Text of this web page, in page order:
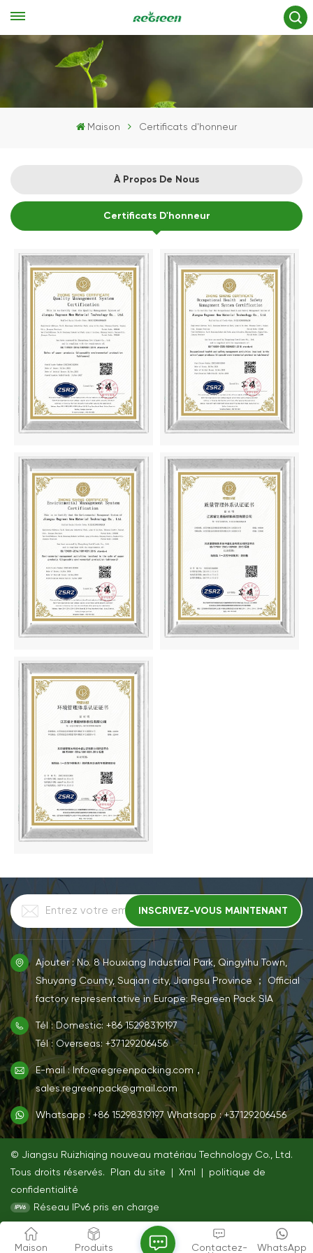
Maison Certificats d'honneur
À Propos De Nous
Certificats D'honneur
Ajouter : No. 8 Houxiang Industrial Park, Qingyihu Town,
Shuyang County, Suqian city, Jiangsu Province ； Official
factory representative in Europe: Regreen Pack SIA
Tél : Domestic: +86 15298319197
Tél : Overseas: +37129206456
E-mail : Info@regreenpacking.com，
sales.regreenpack@gmail.com
Whatsapp : +86 15298319197 Whatsapp : +37129206456
© Jiangsu Ruizhiqing nouveau matériau Technology Co., Ltd.
Tous droits réservés.
Plan du site Xml
politique de
confidentialité
Réseau IPv6 pris en charge
Maison Produits WhatsApp
Contactez-